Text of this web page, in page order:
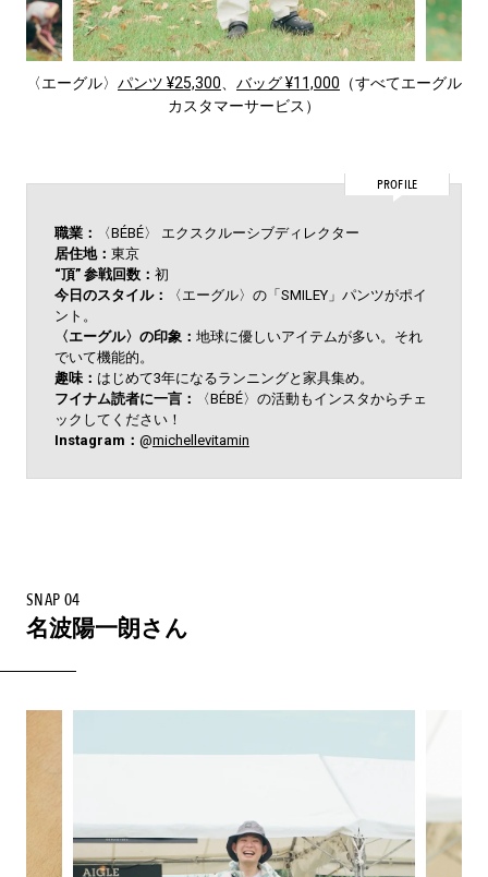
〈エーグル〉 パンツ ¥25,300 バッグ ¥11,000 （すべてエーグル
カスタマーサービス）
PROFILE
職業：
〈BÉBÉ〉 エクスクルーシブディレクター
居住地： 東京
“頂” 参戦回数： 初
今日のスタイル：
〈エーグル〉の「SMILEY」パンツがポイ
ント。
〈エーグル〉の印象： 地球に優しいアイテムが多い。それ
でいて機能的。
趣味： はじめて3年になるランニングと家具集め。
フイナム読者に一言：
〈BÉBÉ〉の活動もインスタからチェ
ックしてください！
Instagram： @michellevitamin
SNAP 04
名波陽一朗さん